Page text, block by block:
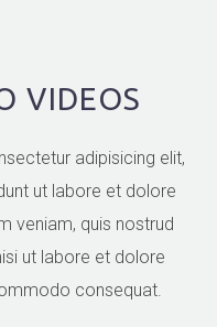
VIDEOS
adipisicing elit,
ut labore et dolore
veniam, quis nostrud
ut labore et dolore
consequat.